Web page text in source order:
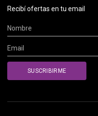
Recibí ofertas en tu email